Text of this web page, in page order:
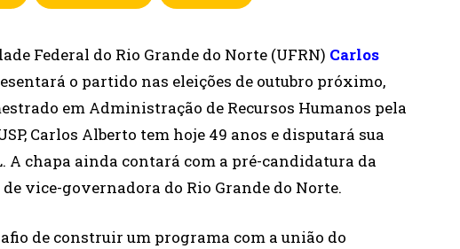
Federal do Rio Grande do Norte (UFRN) Carlos
o partido nas eleições de outubro próximo,
estrado em Administração de Recursos Humanos pela
Carlos Alberto tem hoje 49 anos e disputará sua
A chapa ainda contará com a pré-candidatura da
vice-governadora do Rio Grande do Norte.
de construir um programa com a união do